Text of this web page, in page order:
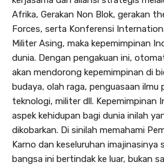
Afrika, Gerakan Non Blok, gerakan
Forces, serta Konferensi
Militer Asing, maka kepemimpinan
dunia. Dengan pengakuan ini,
akan mendorong kepemimpinan di
budaya, olah raga, penguasaan ilmu
teknologi, militer dll. Kepemimpinan
aspek kehidupan bagi dunia inilah
dikobarkan. Di sinilah memahami
Karno dan keseluruhan
bangsa ini bertindak ke luar, bukan